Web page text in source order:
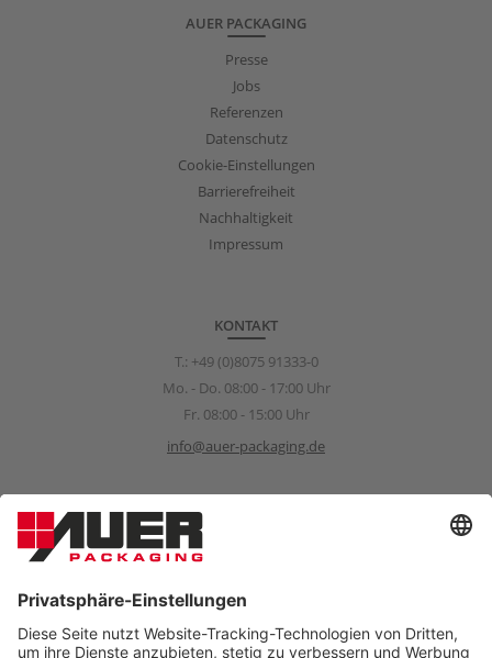
AUER PACKAGING
Presse
Jobs
Referenzen
Datenschutz
Cookie-Einstellungen
Barrierefreiheit
Nachhaltigkeit
Impressum
KONTAKT
T.: +49 (0)8075 91333-0
Mo. - Do. 08:00 - 17:00 Uhr
Fr. 08:00 - 15:00 Uhr
info@auer-packaging.de
Sponsoring Anfragen
sponsoring@auer-packaging.com